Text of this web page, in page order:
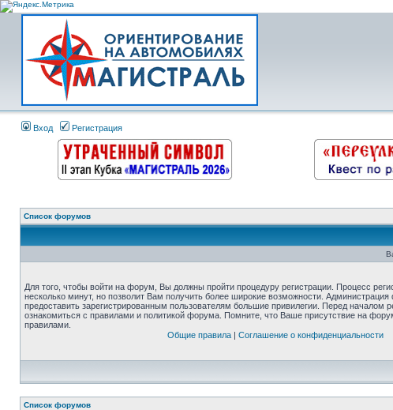
Вход Регистрация
Список форумов
Для того, чтобы войти на форум, Вы должны пройти процедуру регистрации. Процесс
несколько минут, но позволит Вам получить более широкие возможности.
предоставить зарегистрированным пользователям большие привилегии. Перед началом
ознакомиться с правилами и политикой форума. Помните, что Ваше присутствие на
правилами.
Общие правила| Соглашение о конфиденциальности
Список форумов